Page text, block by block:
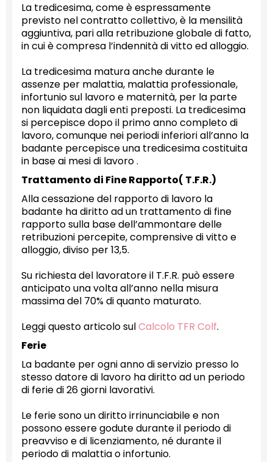
La tredicesima, come è espressamente
previsto nel contratto collettivo, è la mensilità
aggiuntiva, pari alla retribuzione globale di fatto,
in cui è compresa l’indennità di vitto ed alloggio.
La tredicesima matura anche durante le
assenze per malattia, malattia professionale,
infortunio sul lavoro e maternità, per la parte
non liquidata dagli enti preposti. La tredicesima
si percepisce dopo il primo anno completo di
lavoro, comunque nei periodi inferiori all’anno la
badante percepisce una tredicesima costituita
in base ai mesi di lavoro .
Trattamento di Fine Rapporto( T.F.R.)
Alla cessazione del rapporto di lavoro la
badante ha diritto ad un trattamento di fine
rapporto sulla base dell’ammontare delle
retribuzioni percepite, comprensive di vitto e
alloggio, diviso per 13,5.
Su richiesta del lavoratore il T.F.R. può essere
anticipato una volta all’anno nella misura
massima del 70% di quanto maturato.
Leggi questo articolo sulCalcolo TFR Colf.
Ferie
La badante per ogni anno di servizio presso lo
stesso datore di lavoro ha diritto ad un periodo
di ferie di 26 giorni lavorativi.
Le ferie sono un diritto irrinunciabile e non
possono essere godute durante il periodo di
preavviso e di licenziamento, né durante il
periodo di malattia o infortunio.